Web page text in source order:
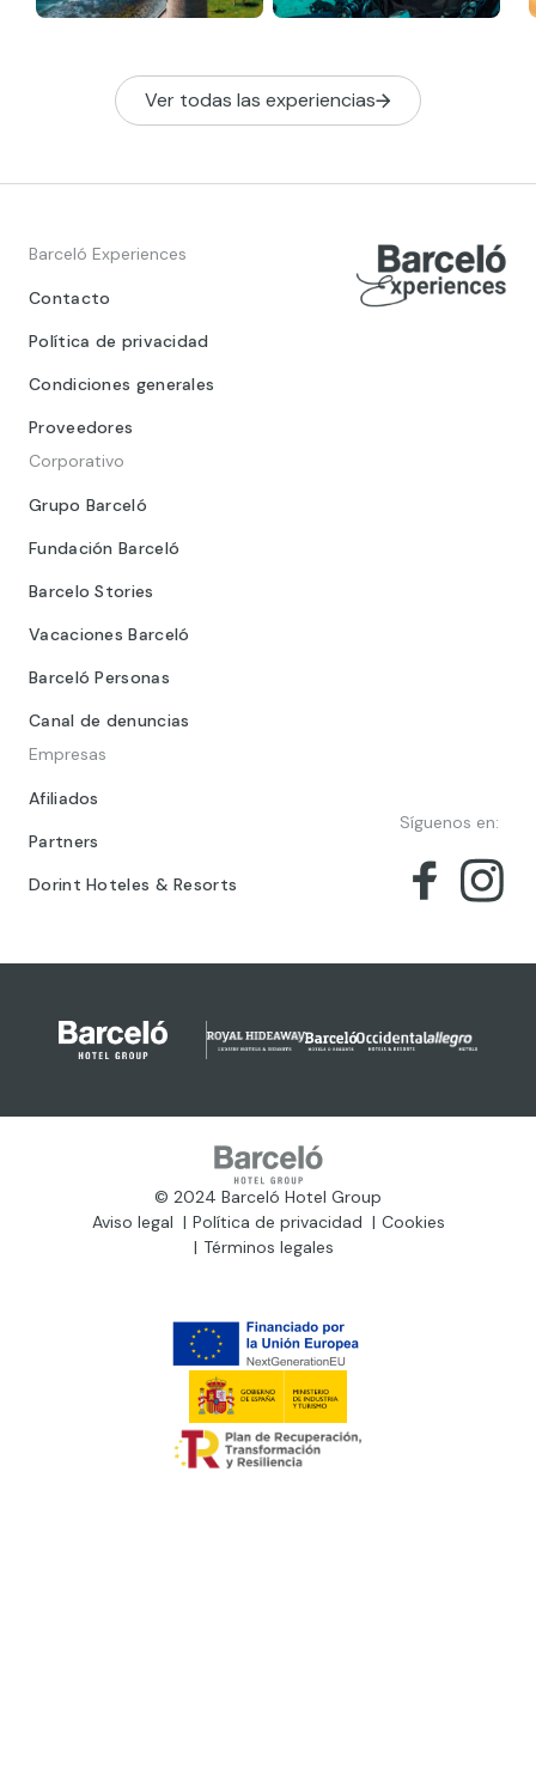
Ver todas las experiencias
Barceló Experiences
Contacto
Política de privacidad
Condiciones generales
Proveedores
Corporativo
Grupo Barceló
Fundación Barceló
Barcelo Stories
Vacaciones Barceló
Barceló Personas
Canal de denuncias
Empresas
Afiliados
Partners
Dorint Hoteles & Resorts
Síguenos en:
© 2024 Barceló Hotel Group
Aviso legal
Política de privacidad
Cookies
Términos legales